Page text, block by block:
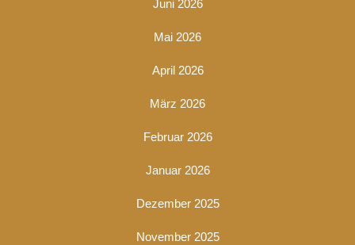
Juni 2026
Mai 2026
April 2026
März 2026
Februar 2026
Januar 2026
Dezember 2025
November 2025